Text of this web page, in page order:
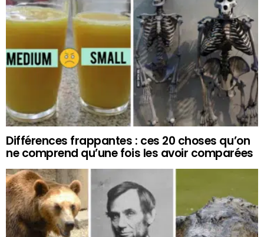
Différences frappantes : ces 20 choses qu’on
ne comprend qu’une fois les avoir comparées